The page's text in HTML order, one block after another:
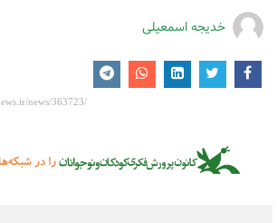
خدیجه اسمعیلی